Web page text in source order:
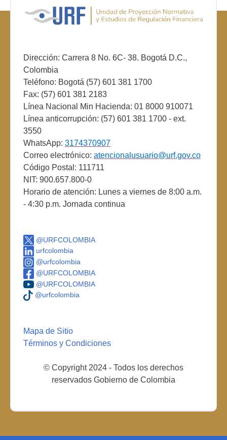
Dirección: Carrera 8 No. 6C- 38. Bogotá D.C.,
Colombia
Teléfono: Bogotá (57) 601 381 1700
Fax: (57) 601 381 2183
Línea Nacional Min Hacienda: 01 8000 910071
Línea anticorrupción: (57) 601 381 1700 - ext.
3550
WhatsApp: 3174370907
Correo electrónico: atencionalusuario@urf.gov.co
Código Postal: 111711
NIT: 900.657.800-0
Horario de atención: Lunes a viernes de 8:00 a.m.
- 4:30 p.m. Jornada continua
@URFCOLOMBIA
urfcolombia
@urfcolombia
@URFCOLOMBIA
@URFCOLOMBIA
@urfcolombia
Mapa de Sitio
Términos y Condiciones
© Copyright 2024 - Todos los derechos
reservados Gobierno de Colombia